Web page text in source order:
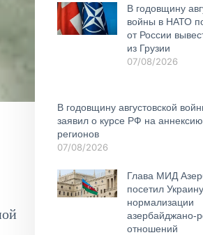
В годовщину
войны в НАТО
от России
из Грузии
07/08/2026
В годовщину августовской
заявил о курсе РФ на аннексию
регионов
07/08/2026
Глава МИД
посетил
нормализации
азербайджано-
отношений